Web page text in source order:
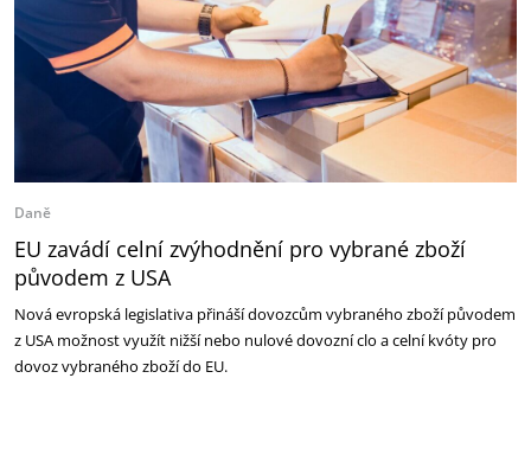
Daně
EU zavádí celní zvýhodnění pro vybrané zboží
původem z USA
Nová evropská legislativa přináší dovozcům vybraného zboží původem
z USA možnost využít nižší nebo nulové dovozní clo a celní kvóty pro
dovoz vybraného zboží do EU.